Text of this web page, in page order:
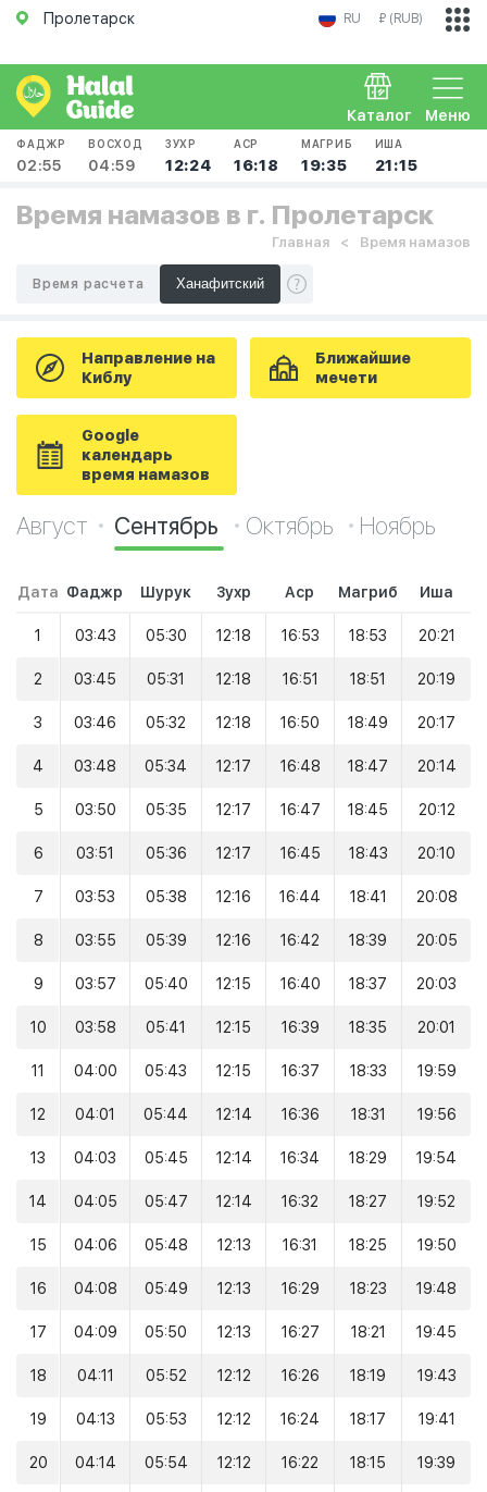
Пролетарск RU ₽ (RUB)
Меню
Каталог
ФАДЖР
02:55
ВОСХОД
04:59
ЗУХР
12:24
АСР
16:18
МАГРИБ
19:35
ИША
21:15
Время намазов в г. Пролетарск
Главная Время намазов
Время расчета
Направление на
Киблу
Ближайшие
мечети
Google
календарь
время намазов
Август Сентябрь Октябрь Ноябрь
Дата Фаджр Шурук Зухр Аср Магриб Иша
1 03:43 05:30 12:18 16:53 18:53 20:21
2 03:45 05:31 12:18 16:51 18:51 20:19
3 03:46 05:32 12:18 16:50 18:49 20:17
4 03:48 05:34 12:17 16:48 18:47 20:14
5 03:50 05:35 12:17 16:47 18:45 20:12
6 03:51 05:36 12:17 16:45 18:43 20:10
7 03:53 05:38 12:16 16:44 18:41 20:08
8 03:55 05:39 12:16 16:42 18:39 20:05
9 03:57 05:40 12:15 16:40 18:37 20:03
10 03:58 05:41 12:15 16:39 18:35 20:01
11 04:00 05:43 12:15 16:37 18:33 19:59
12 04:01 05:44 12:14 16:36 18:31 19:56
13 04:03 05:45 12:14 16:34 18:29 19:54
14 04:05 05:47 12:14 16:32 18:27 19:52
15 04:06 05:48 12:13 16:31 18:25 19:50
16 04:08 05:49 12:13 16:29 18:23 19:48
17 04:09 05:50 12:13 16:27 18:21 19:45
18 04:11 05:52 12:12 16:26 18:19 19:43
19 04:13 05:53 12:12 16:24 18:17 19:41
20 04:14 05:54 12:12 16:22 18:15 19:39